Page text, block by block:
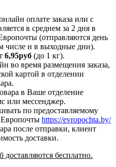
оплате заказа или с
в среднем за 2 дня в
(отправляются день
числе и в выходные дни).
6,95руб (до 1 кг).
во время размещения заказа,
картой в отделении
в Ваше отделение
или мессенджер.
по предоставляемому
Европочты https://evropochta.by/
после отправки, клиент
доставки.
бесплатно.